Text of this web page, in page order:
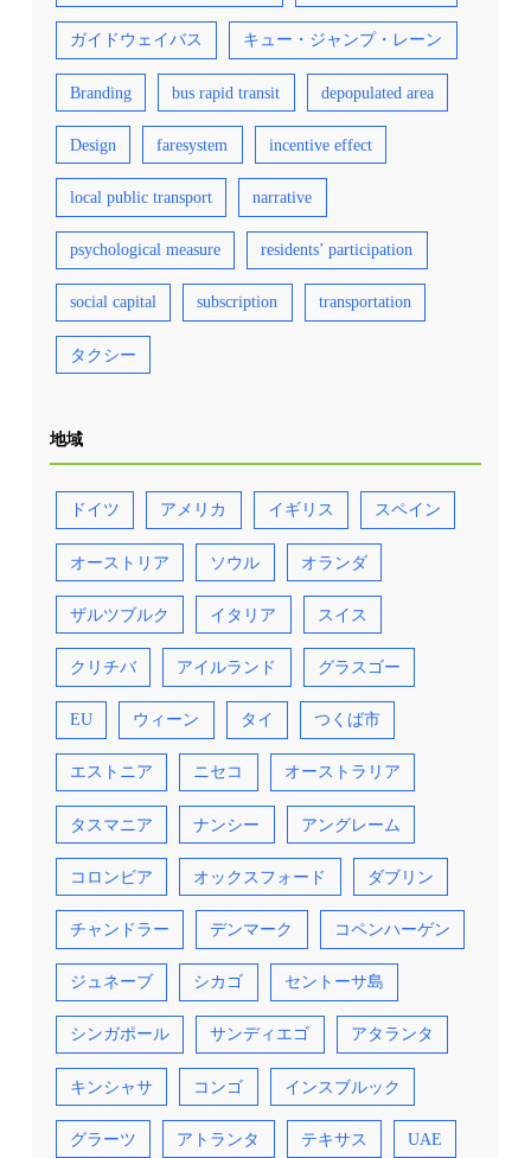
ガイドウェイバス キュー・ジャンプ・レーン
Branding bus rapid transit depopulated area
Design faresystem incentive effect
local public transport narrative
psychological measure residents’ participation
social capital subscription transportation
タクシー
地域
ドイツ アメリカ イギリス スペイン
オーストリア ソウル オランダ
ザルツブルク イタリア スイス
クリチバ アイルランド グラスゴー
EU ウィーン タイ つくば市
エストニア ニセコ オーストラリア
タスマニア ナンシー アングレーム
コロンビア オックスフォード ダブリン
チャンドラー デンマーク コペンハーゲン
ジュネーブ シカゴ セントーサ島
シンガポール サンディエゴ アタランタ
キンシャサ コンゴ インスブルック
グラーツ アトランタ テキサス UAE